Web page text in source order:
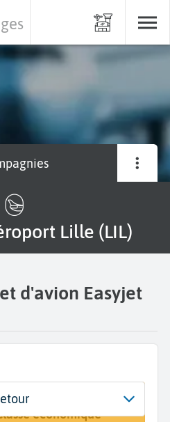
Lille (LIL)
d'avion Easyjet
voyage
économique